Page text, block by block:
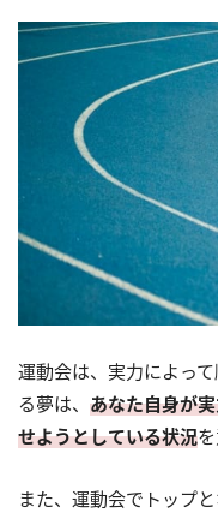
運動会は、実力によっ
る夢は、 あなた自身が
せようとしている状況
また、運動会でトップと